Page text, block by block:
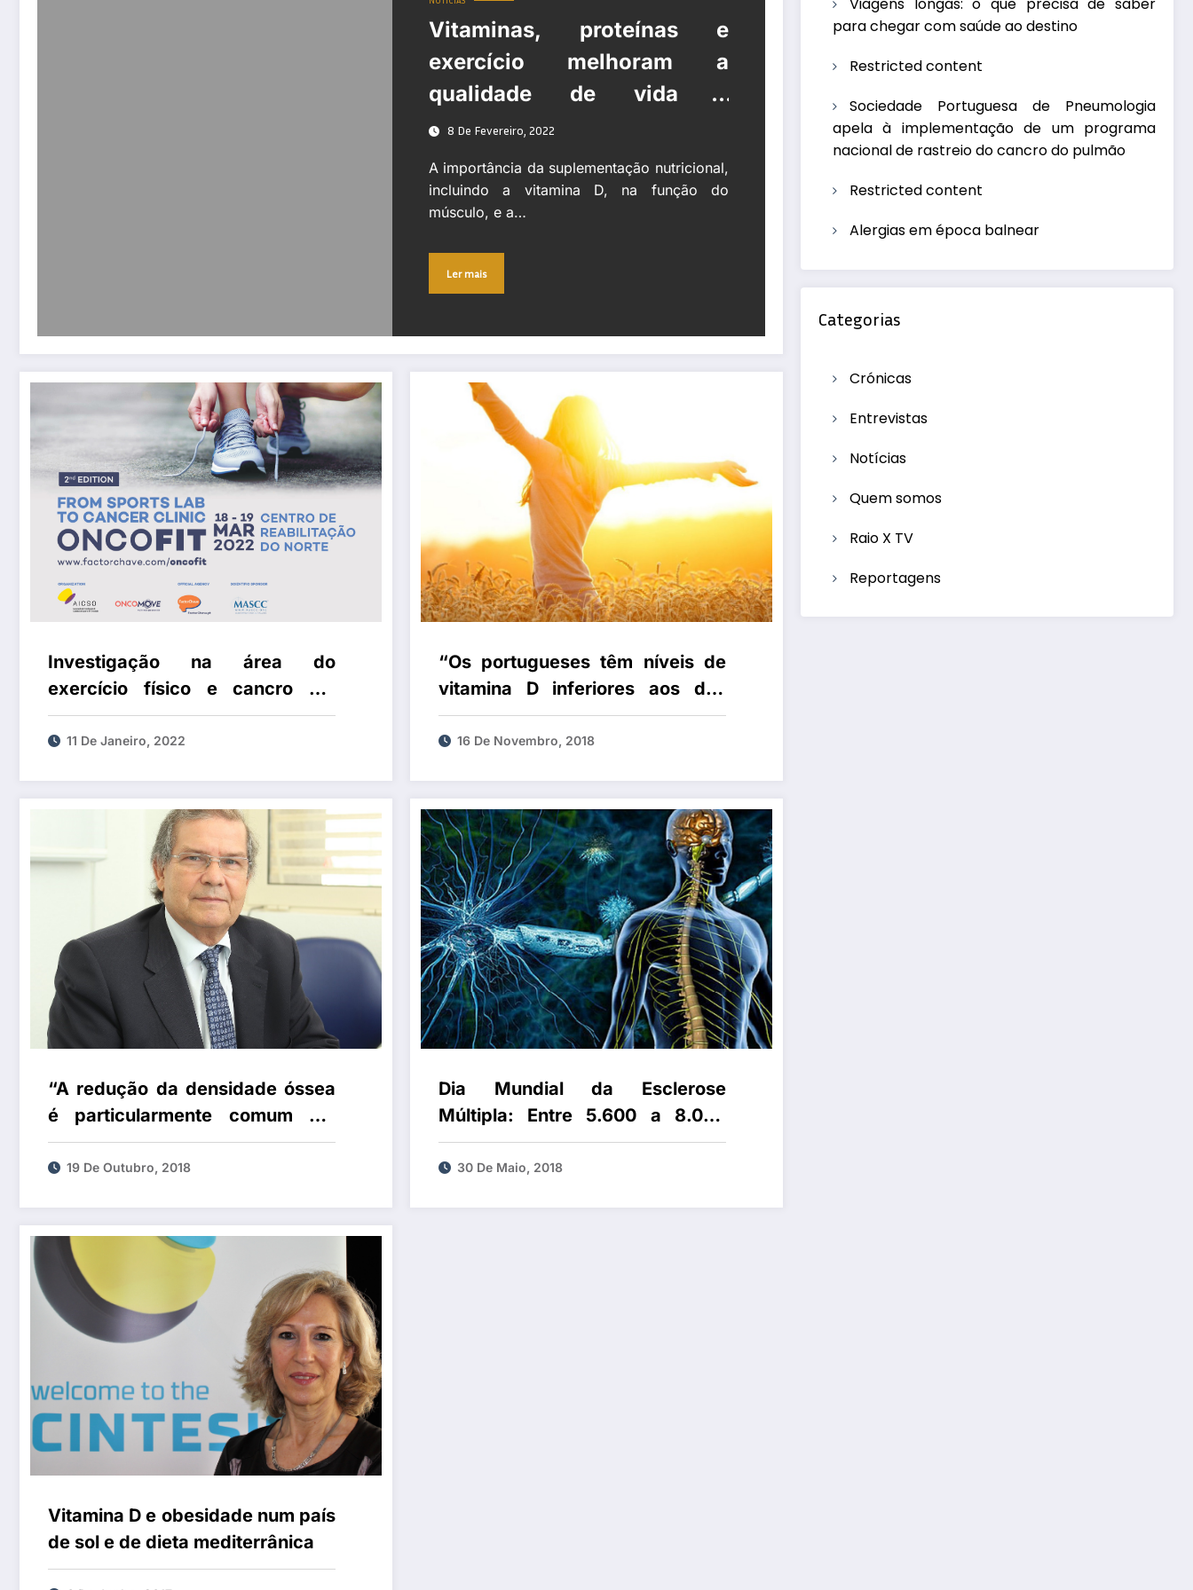
Vitaminas, proteínas e
exercício melhoram a
qualidade de vida e
prognóstico dos doentes
com cancro
8 De Fevereiro, 2022
A importância da suplementação nutricional,
incluindo a vitamina D, na função do
músculo, e a…
Ler mais
Investigação na área do
exercício físico e cancro em
destaque na 2.ª edição ONCOFIT
11 De Janeiro, 2022
“Os portugueses têm níveis de
vitamina D inferiores aos das
populações de países nórdicos”
16 De Novembro, 2018
“A redução da densidade óssea
é particularmente comum em
mulheres na pós-menopausa”
19 De Outubro, 2018
Dia Mundial da Esclerose
Múltipla: Entre 5.600 a 8.000
portugueses sofrem desta
patologia
30 De Maio, 2018
Vitamina D e obesidade num país
de sol e de dieta mediterrânica
Viagens longas: o que precisa de saber
para chegar com saúde ao destino
Restricted content
Sociedade Portuguesa de Pneumologia
apela à implementação de um programa
nacional de rastreio do cancro do pulmão
Restricted content
Alergias em época balnear
Categorias
Crónicas
Entrevistas
Notícias
Quem somos
Raio X TV
Reportagens